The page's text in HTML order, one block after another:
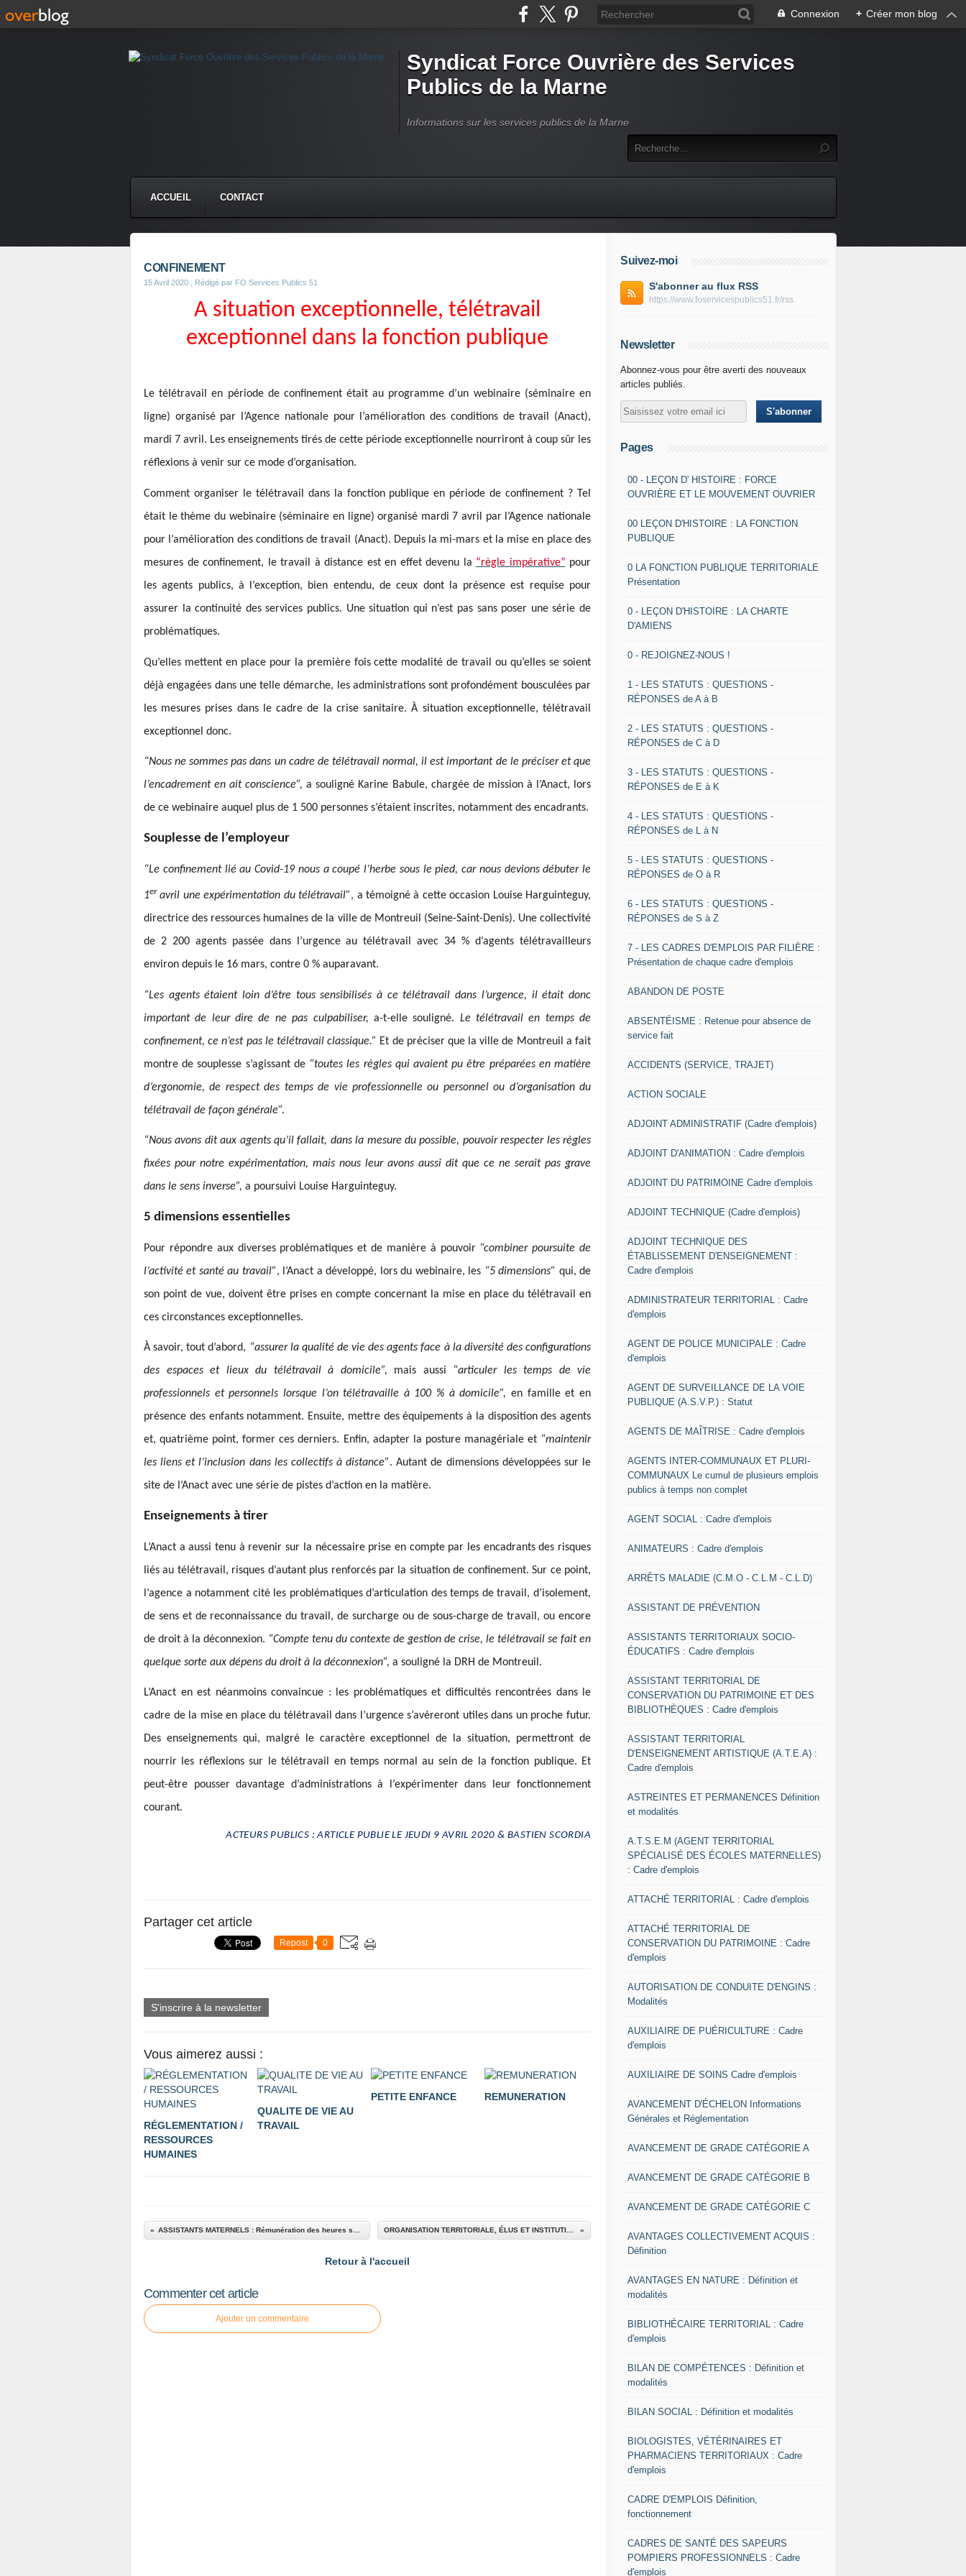
Connexion + Créer mon blog
Syndicat Force Ouvrière des Services
Publics de la Marne
Informations sur les services publics de la Marne
ACCUEIL CONTACT
CONFINEMENT
15 Avril 2020 , Rédigé par FO Services Publics 51
A situation exceptionnelle, télétravail
exceptionnel dans la fonction publique
Le télétravail en période de confinement était au programme d’un webinaire (séminaire en
ligne) organisé par l’Agence nationale pour l’amélioration des conditions de travail (Anact),
mardi 7 avril. Les enseignements tirés de cette période exceptionnelle nourriront à coup sûr les
réflexions à venir sur ce mode d’organisation.
Comment organiser le télétravail dans la fonction publique en période de confinement ? Tel
était le thème du webinaire (séminaire en ligne) organisé mardi 7 avril par l’Agence nationale
pour l’amélioration des conditions de travail (Anact). Depuis la mi-mars et la mise en place des
mesures de confinement, le travail à distance est en effet devenu la “règle impérative” pour
les agents publics, à l’exception, bien entendu, de ceux dont la présence est requise pour
assurer la continuité des services publics. Une situation qui n’est pas sans poser une série de
problématiques.
Qu’elles mettent en place pour la première fois cette modalité de travail ou qu’elles se soient
déjà engagées dans une telle démarche, les administrations sont profondément bousculées par
les mesures prises dans le cadre de la crise sanitaire. À situation exceptionnelle, télétravail
exceptionnel donc.
“Nous ne sommes pas dans un cadre de télétravail normal, il est important de le préciser et que
l’encadrement en ait conscience”,a souligné Karine Babule, chargée de mission à l’Anact, lors
de ce webinaire auquel plus de 1 500 personnes s’étaient inscrites, notamment des encadrants.
Souplesse de l’employeur
“Le confinement lié au Covid-19 nous a coupé l’herbe sous le pied, car nous devions débuter le
1er avril une expérimentation du télétravail”, a témoigné à cette occasion Louise Harguinteguy,
directrice des ressources humaines de la ville de Montreuil (Seine-Saint-Denis). Une collectivité
de 2 200 agents passée dans l’urgence au télétravail avec 34 % d’agents télétravailleurs
environ depuis le 16 mars, contre 0 % auparavant.
“Les agents étaient loin d’être tous sensibilisés à ce télétravail dans l’urgence, il était donc
important de leur dire de ne pas culpabiliser, a-t-elle souligné. Le télétravail en temps de
confinement, ce n’est pas le télétravail classique.” Et de préciser que la ville de Montreuil a fait
montre de souplesse s’agissant de “toutes les règles qui avaient pu être préparées en matière
d’ergonomie, de respect des temps de vie professionnelle ou personnel ou d’organisation du
télétravail de façon générale”.
“Nous avons dit aux agents qu’il fallait, dans la mesure du possible, pouvoir respecter les règles
fixées pour notre expérimentation, mais nous leur avons aussi dit que ce ne serait pas grave
dans le sens inverse”, a poursuivi Louise Harguinteguy.
5 dimensions essentielles
Pour répondre aux diverses problématiques et de manière à pouvoir “combiner poursuite de
l’activité et santé au travail”, l’Anact a développé, lors du webinaire, les “5 dimensions” qui, de
son point de vue, doivent être prises en compte concernant la mise en place du télétravail en
ces circonstances exceptionnelles.
À savoir, tout d’abord, “assurer la qualité de vie des agents face à la diversité des configurations
des espaces et lieux du télétravail à domicile”, mais aussi
“articuler les temps de vie
professionnels et personnels lorsque l’on télétravaille à 100 % à domicile”,en famille et en
présence des enfants notamment. Ensuite, mettre des équipements à la disposition des agents
et, quatrième point, former ces derniers. Enfin, adapter la posture managériale et “maintenir
les liens et l’inclusion dans les collectifs à distance”. Autant de dimensions développées sur le
site de l’Anact avec une série de pistes d’action en la matière.
Enseignements à tirer
L’Anact a aussi tenu à revenir sur la nécessaire prise en compte par les encadrants des risques
liés au télétravail, risques d’autant plus renforcés par la situation de confinement. Sur ce point,
l’agence a notamment cité les problématiques d’articulation des temps de travail, d’isolement,
de sens et de reconnaissance du travail, de surcharge ou de sous-charge de travail, ou encore
de droit à la déconnexion. “Compte tenu du contexte de gestion de crise, le télétravail se fait en
quelque sorte aux dépens du droit à la déconnexion”, a souligné la DRH de Montreuil.
L’Anact en est néanmoins convaincue : les problématiques et difficultés rencontrées dans le
cadre de la mise en place du télétravail dans l’urgence s’avéreront utiles dans un proche futur.
Des enseignements qui, malgré le caractère exceptionnel de la situation, permettront de
nourrir les réflexions sur le télétravail en temps normal au sein de la fonction publique. Et
peut-être pousser davantage d’administrations à l’expérimenter dans leur fonctionnement
courant.
ACTEURS PUBLICS : ARTICLE PUBLIE LE JEUDI 9 AVRIL 2020 & BASTIEN SCORDIA
Partager cet article
Repost 0
S'inscrire à la newsletter
Vous aimerez aussi :
RÉGLEMENTATION /
RESSOURCES
HUMAINES
QUALITE DE VIE AU
TRAVAIL
PETITE ENFANCE REMUNERATION
ASSISTANTS MATERNELS : Rémunération des heures supplémentaires ORGANISATION TERRITORIALE, ÉLUS ET INSTITUTIONS COVID-19
Retour à l'accueil
Commenter cet article
Ajouter un commentaire
Suivez-moi
S'abonner au flux RSS
https://www.foservicespublics51.fr/rss
Newsletter
Abonnez-vous pour être averti des nouveaux
articles publiés.
Pages
00 - LEÇON D' HISTOIRE : FORCE
OUVRIÈRE ET LE MOUVEMENT OUVRIER
00 LEÇON D'HISTOIRE : LA FONCTION
PUBLIQUE
0 LA FONCTION PUBLIQUE TERRITORIALE
Présentation
0 - LEÇON D'HISTOIRE : LA CHARTE
D'AMIENS
0 - REJOIGNEZ-NOUS !
1 - LES STATUTS : QUESTIONS -
RÉPONSES de A à B
2 - LES STATUTS : QUESTIONS -
RÉPONSES de C à D
3 - LES STATUTS : QUESTIONS -
RÉPONSES de E à K
4 - LES STATUTS : QUESTIONS -
RÉPONSES de L à N
5 - LES STATUTS : QUESTIONS -
RÉPONSES de O à R
6 - LES STATUTS : QUESTIONS -
RÉPONSES de S à Z
7 - LES CADRES D'EMPLOIS PAR FILIÈRE :
Présentation de chaque cadre d'emplois
ABANDON DE POSTE
ABSENTÉISME : Retenue pour absence de
service fait
ACCIDENTS (SERVICE, TRAJET)
ACTION SOCIALE
ADJOINT ADMINISTRATIF (Cadre d'emplois)
ADJOINT D'ANIMATION : Cadre d'emplois
ADJOINT DU PATRIMOINE Cadre d'emplois
ADJOINT TECHNIQUE (Cadre d'emplois)
ADJOINT TECHNIQUE DES
ÉTABLISSEMENT D'ENSEIGNEMENT :
Cadre d'emplois
ADMINISTRATEUR TERRITORIAL : Cadre
d'emplois
AGENT DE POLICE MUNICIPALE : Cadre
d'emplois
AGENT DE SURVEILLANCE DE LA VOIE
PUBLIQUE (A.S.V.P.) : Statut
AGENTS DE MAÎTRISE : Cadre d'emplois
AGENTS INTER-COMMUNAUX ET PLURI-
COMMUNAUX Le cumul de plusieurs emplois
publics à temps non complet
AGENT SOCIAL : Cadre d'emplois
ANIMATEURS : Cadre d'emplois
ARRÊTS MALADIE (C.M.O - C.L.M - C.L.D)
ASSISTANT DE PRÉVENTION
ASSISTANTS TERRITORIAUX SOCIO-
ÉDUCATIFS : Cadre d'emplois
ASSISTANT TERRITORIAL DE
CONSERVATION DU PATRIMOINE ET DES
BIBLIOTHÈQUES : Cadre d'emplois
ASSISTANT TERRITORIAL
D'ENSEIGNEMENT ARTISTIQUE (A.T.E.A) :
Cadre d'emplois
ASTREINTES ET PERMANENCES Définition
et modalités
A.T.S.E.M (AGENT TERRITORIAL
SPÉCIALISÉ DES ÉCOLES MATERNELLES)
: Cadre d'emplois
ATTACHÉ TERRITORIAL : Cadre d'emplois
ATTACHÉ TERRITORIAL DE
CONSERVATION DU PATRIMOINE : Cadre
d'emplois
AUTORISATION DE CONDUITE D'ENGINS :
Modalités
AUXILIAIRE DE PUÉRICULTURE : Cadre
d'emplois
AUXILIAIRE DE SOINS Cadre d'emplois
AVANCEMENT D'ÉCHELON Informations
Générales et Réglementation
AVANCEMENT DE GRADE CATÉGORIE A
AVANCEMENT DE GRADE CATÉGORIE B
AVANCEMENT DE GRADE CATÉGORIE C
AVANTAGES COLLECTIVEMENT ACQUIS :
Définition
AVANTAGES EN NATURE : Définition et
modalités
BIBLIOTHÉCAIRE TERRITORIAL : Cadre
d'emplois
BILAN DE COMPÉTENCES : Définition et
modalités
BILAN SOCIAL : Définition et modalités
BIOLOGISTES, VÉTÉRINAIRES ET
PHARMACIENS TERRITORIAUX : Cadre
d'emplois
CADRE D'EMPLOIS Définition,
fonctionnement
CADRES DE SANTÉ DES SAPEURS
POMPIERS PROFESSIONNELS : Cadre
d'emplois